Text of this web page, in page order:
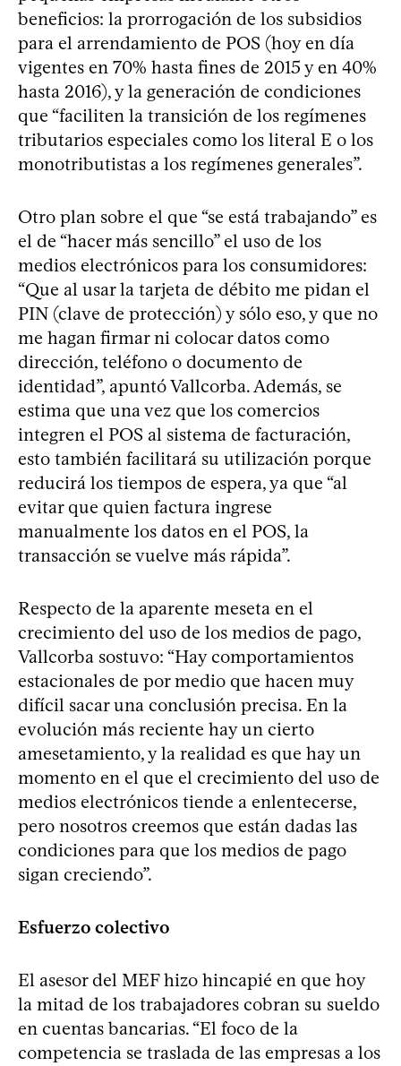
beneficios: la prorrogación de los subsidios
para el arrendamiento de POS (hoy en día
vigentes en 70% hasta fines de 2015 y en 40%
hasta 2016), y la generación de condiciones
que “faciliten la transición de los regímenes
tributarios especiales como los literal E o los
monotributistas a los regímenes generales”.
Otro plan sobre el que “se está trabajando” es
el de “hacer más sencillo” el uso de los
medios electrónicos para los consumidores:
“Que al usar la tarjeta de débito me pidan el
PIN (clave de protección) y sólo eso, y que no
me hagan firmar ni colocar datos como
dirección, teléfono o documento de
identidad”, apuntó Vallcorba. Además, se
estima que una vez que los comercios
integren el POS al sistema de facturación,
esto también facilitará su utilización porque
reducirá los tiempos de espera, ya que “al
evitar que quien factura ingrese
manualmente los datos en el POS, la
transacción se vuelve más rápida”.
Respecto de la aparente meseta en el
crecimiento del uso de los medios de pago,
Vallcorba sostuvo: “Hay comportamientos
estacionales de por medio que hacen muy
difícil sacar una conclusión precisa. En la
evolución más reciente hay un cierto
amesetamiento, y la realidad es que hay un
momento en el que el crecimiento del uso de
medios electrónicos tiende a enlentecerse,
pero nosotros creemos que están dadas las
condiciones para que los medios de pago
sigan creciendo”.
Esfuerzo colectivo
El asesor del MEF hizo hincapié en que hoy
la mitad de los trabajadores cobran su sueldo
en cuentas bancarias. “El foco de la
competencia se traslada de las empresas a los